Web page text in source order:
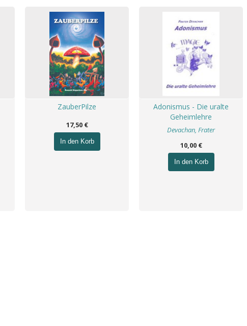
ZauberPilze
17,50 €
In den Korb
Adonismus - Die uralte
Geheimlehre
Devachan, Frater
10,00 €
In den Korb